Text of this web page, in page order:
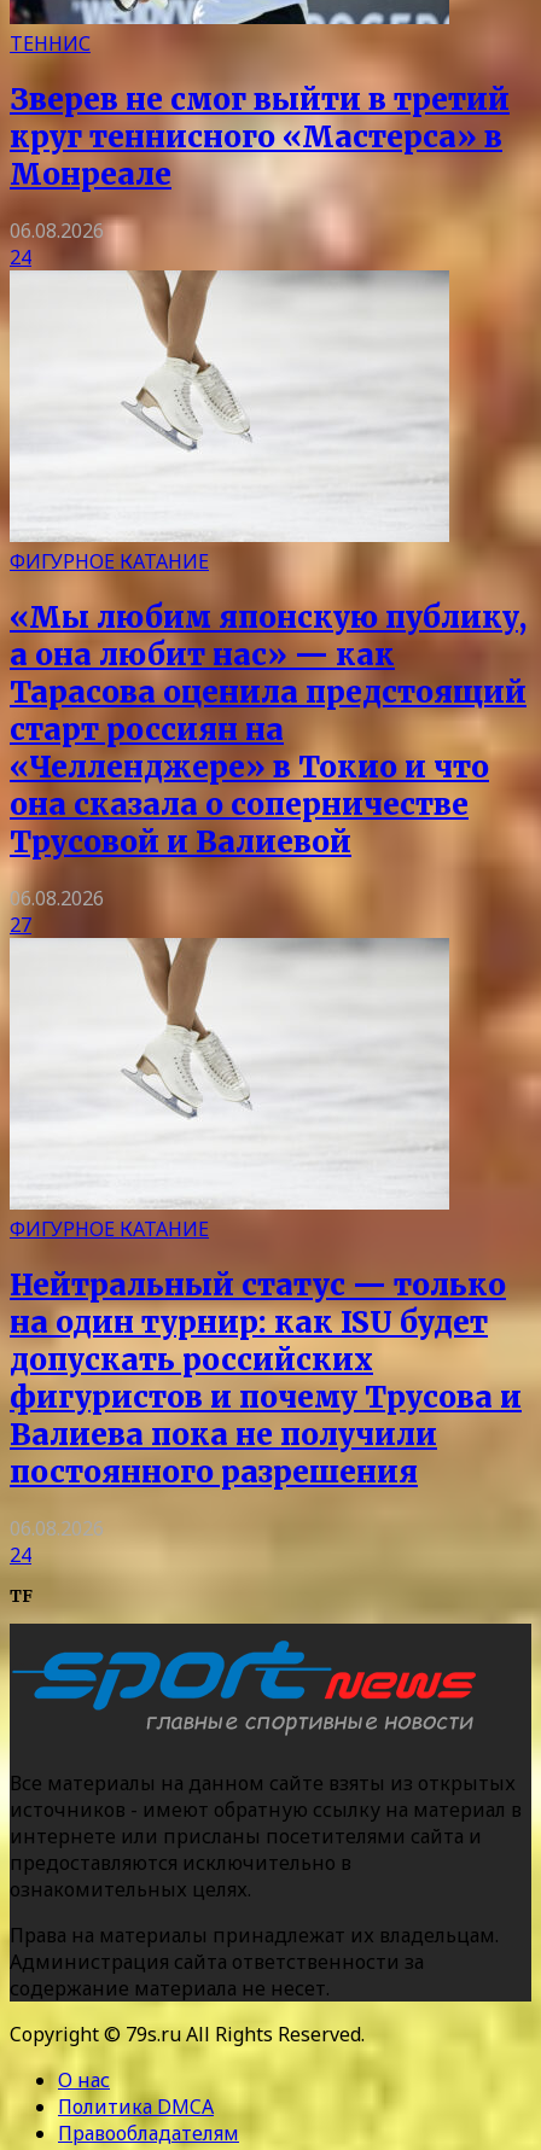
ТЕННИС
Зверев не смог выйти в третий
круг теннисного «Мастерса» в
Монреале
06.08.2026
24
ФИГУРНОЕ КАТАНИЕ
«Мы любим японскую публику,
а она любит нас» — как
Тарасова оценила предстоящий
старт россиян на
«Челленджере» в Токио и что
она сказала о соперничестве
Трусовой и Валиевой
06.08.2026
27
ФИГУРНОЕ КАТАНИЕ
Нейтральный статус — только
на один турнир: как ISU будет
допускать российских
фигуристов и почему Трусова и
Валиева пока не получили
постоянного разрешения
06.08.2026
24
TF
Все материалы на данном сайте взяты из открытых
источников - имеют обратную ссылку на материал в
интернете или присланы посетителями сайта и
предоставляются исключительно в
ознакомительных целях.
Права на материалы принадлежат их владельцам.
Администрация сайта ответственности за
содержание материала не несет.
Copyright © 79s.ru All Rights Reserved.
О нас
Политика DMCA
Правообладателям